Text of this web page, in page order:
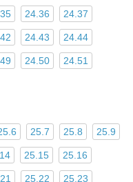
24.36 24.37
24.43 24.44
24.50 24.51
25.7 25.8 25.9
25.15 25.16
25.22 25.23